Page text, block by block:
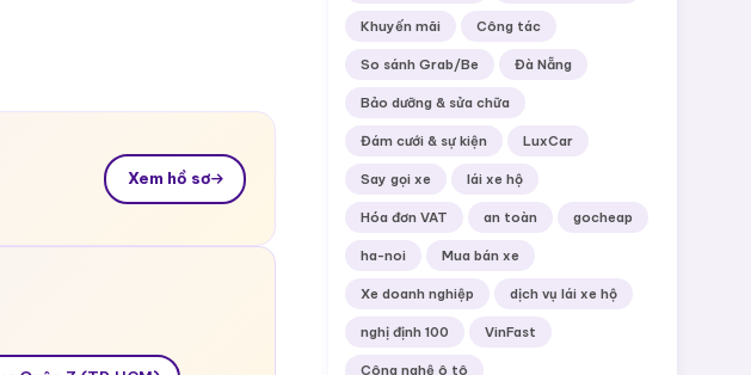
Xem hồ sơ
Khuyến mãi Công tác
So sánh Grab/Be Đà Nẵng
Bảo dưỡng & sửa chữa
Đám cưới & sự kiện LuxCar
Say gọi xe lái xe hộ
Hóa đơn VAT an toàn gocheap
ha-noi Mua bán xe
Xe doanh nghiệp dịch vụ lái xe hộ
nghị định 100 VinFast
Công nghệ ô tô